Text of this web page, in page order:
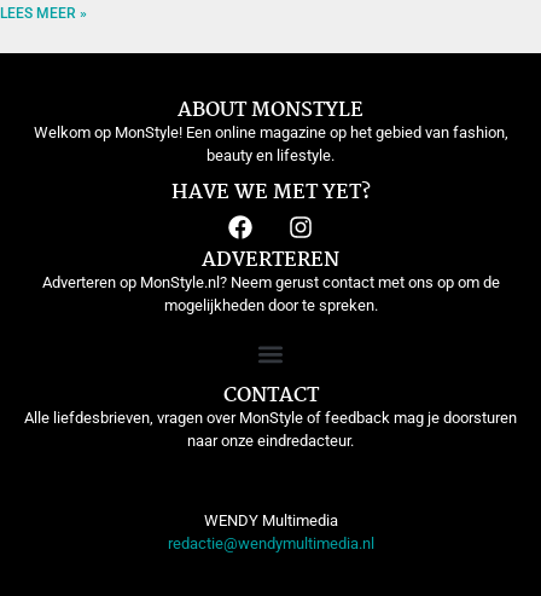
LEES MEER »
ABOUT MONSTYLE
Welkom op MonStyle! Een online magazine op het gebied van fashion,
beauty en lifestyle.
HAVE WE MET YET?
ADVERTEREN
Adverteren op MonStyle.nl? Neem gerust contact met ons op om de
mogelijkheden door te spreken.
CONTACT
Alle liefdesbrieven, vragen over MonStyle of feedback mag je doorsturen
naar onze eindredacteur.
WENDY Multimedia
redactie@wendymultimedia.nl